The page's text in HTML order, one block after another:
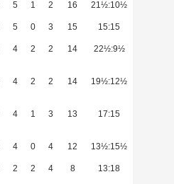
5 1 2 16 21½:10½
5 0 3 15 15:15
4 2 2 14 22½:9½
4 2 2 14 19½:12½
4 1 3 13 17:15
4 0 4 12 13½:15½
2 2 4 8 13:18